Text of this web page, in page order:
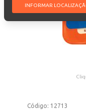
INFORMAR
Código: 12713